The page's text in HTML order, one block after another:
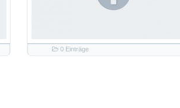
0 Einträge